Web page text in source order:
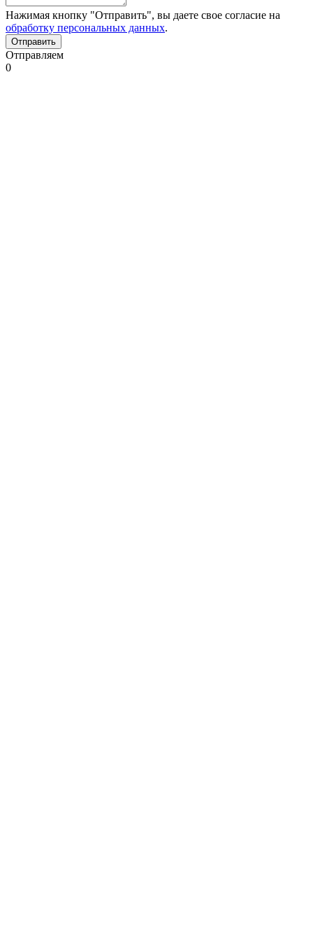
Нажимая кнопку "Отправить", вы даете свое согласие на
обработку персональных данных.
Отправляем
0